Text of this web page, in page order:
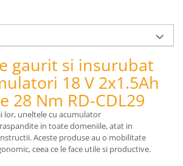
de banc
acumulator
gaurit si insurubat
18 V 2x1.5Ah
28 Nm RD-CDL29
lor, uneltele cu acumulator
in toate domeniile, atat in
Aceste produse au o mobilitate
ceea ce le face utile si productive.